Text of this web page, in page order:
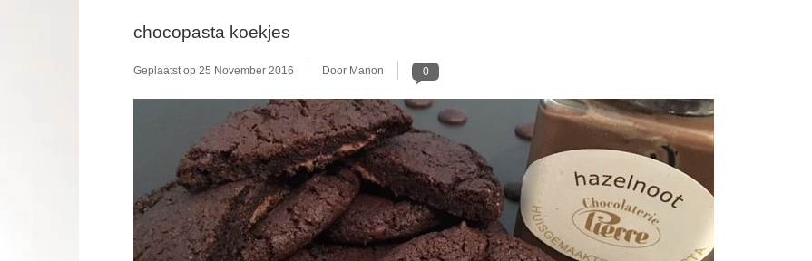
chocopasta koekjes
Geplaatst op 25 November 2016 Door Manon 0